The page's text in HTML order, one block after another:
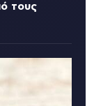
τους